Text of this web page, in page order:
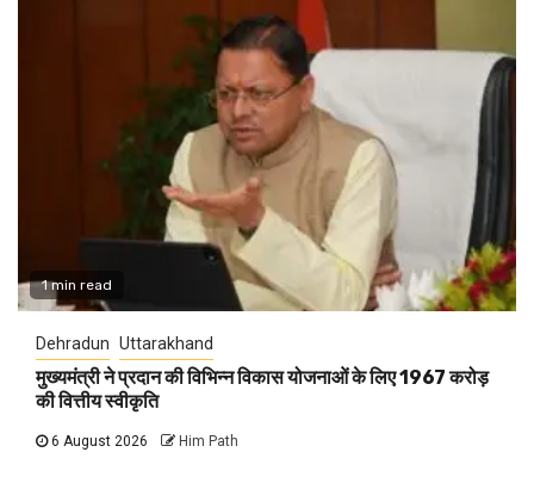
1 min read
Dehradun Uttarakhand
मुख्यमंत्री ने प्रदान की विभिन्न विकास योजनाओं के लिए 1967 करोड़
की वित्तीय स्वीकृति
6 August 2026 Him Path